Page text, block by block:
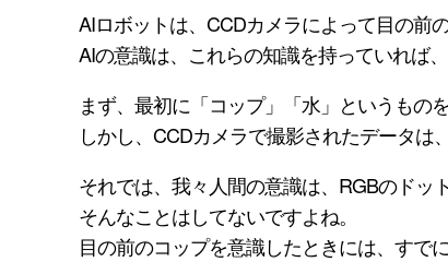
AIロボットは、CCDカメラによって目の前
AIの意識は、これらの知識を持っていれば
まず、最初に「コップ」「水」というもの
しかし、CCDカメラで撮影されたデータは
それでは、我々人間の意識は、RGBのドッ
そんなことはしてないですよね。
目の前のコップを意識したときには、すで